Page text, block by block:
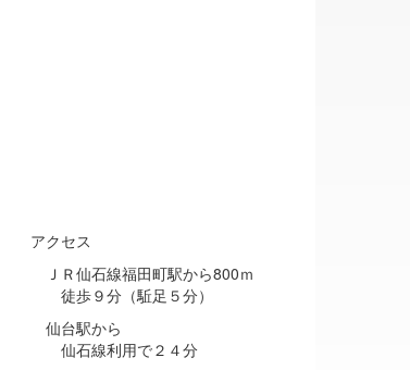
アクセス
ＪＲ仙石線福田町駅から800ｍ
徒歩９分（駈足５分）
仙台駅から
仙石線利用で２４分